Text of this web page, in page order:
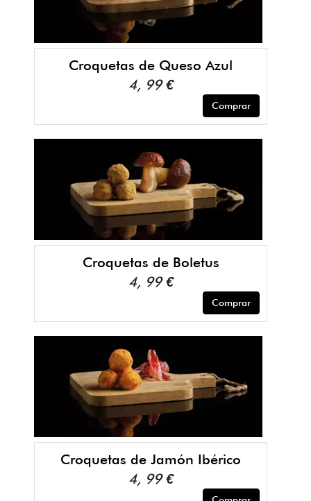
Croquetas de Queso Azul
4, 99 €
Comprar
Croquetas de Boletus
4, 99 €
Comprar
Croquetas de Jamón Ibérico
4, 99 €